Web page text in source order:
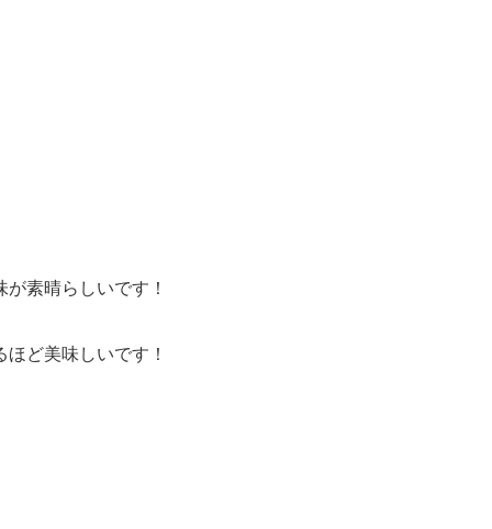
素晴らしいです！
ど美味しいです！